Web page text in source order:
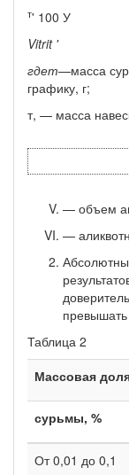
т' 100 У
Vitrit '
гдет—масса
графику, г;
т, — масса
— объем
—
превышать
Таблица 2
Массовая
сурьмы, %
От 0,01 до 0,1